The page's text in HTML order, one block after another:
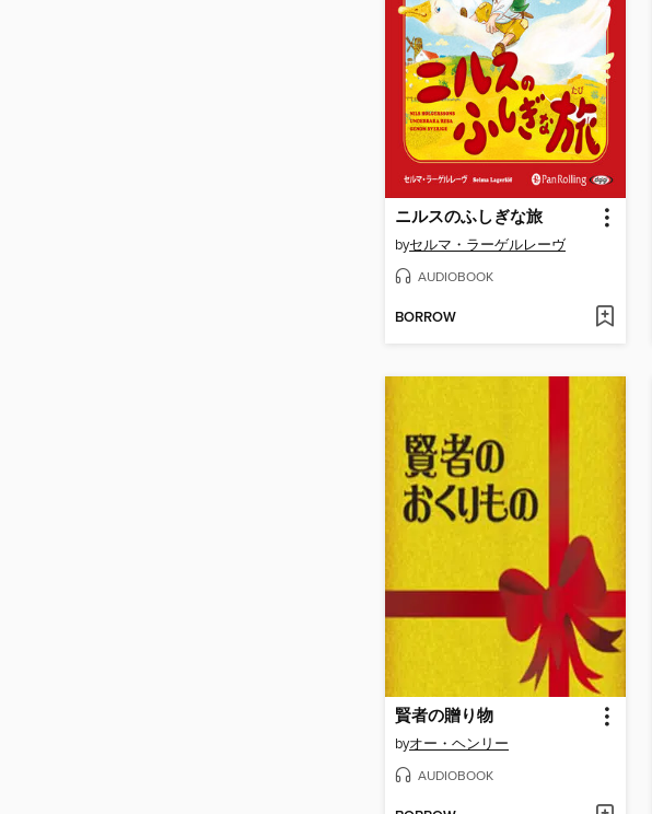
ニルスのふしぎな旅
byセルマ・ラーゲルレーヴ
AUDIOBOOK
BORROW
賢者の贈り物
byオー・ヘンリー
AUDIOBOOK